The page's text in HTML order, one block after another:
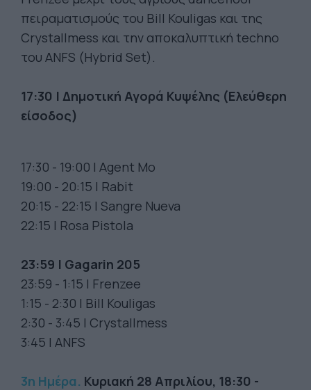
πειραματισμούς του Bill Kouligas και της
Crystallmess και την αποκαλυπτική techno
του ANFS (Hybrid Set).
17:30 | Δημοτική Αγορά Κυψέλης (Ελεύθερη
είσοδος)
17:30 - 19:00 | Agent Mo
19:00 - 20:15 | Rabit
20:15 - 22:15 | Sangre Nueva
22:15 | Rosa Pistola
23:59 | Gagarin 205
23:59 - 1:15 | Frenzee
1:15 - 2:30 | Bill Kouligas
2:30 - 3:45 | Crystallmess
3:45 | ANFS
3η Ημέρα. Κυριακή 28 Απριλίου, 18:30 -